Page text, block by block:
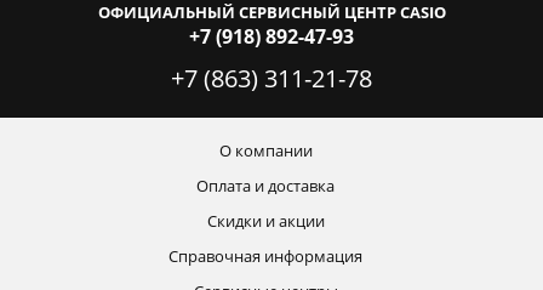
ОФИЦИАЛЬНЫЙ СЕРВИСНЫЙ ЦЕНТР CASIO
+7 (918) 892-47-93
+7 (863) 311-21-78
О компании
Оплата и доставка
Скидки и акции
Справочная информация